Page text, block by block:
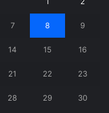
7 8 9
14 15 16
21 22 23
28 29 30